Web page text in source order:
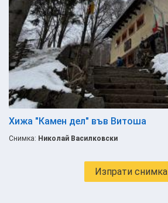
Хижа "Камен дел" във Витоша
Снимка: Николай Василковски
Изпрати снимка